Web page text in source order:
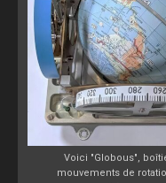
Voici "Globous",
mouvements de